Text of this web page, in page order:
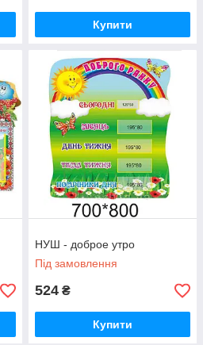
Купити
НУШ - доброе утро
Під замовлення
524 ₴
Купити